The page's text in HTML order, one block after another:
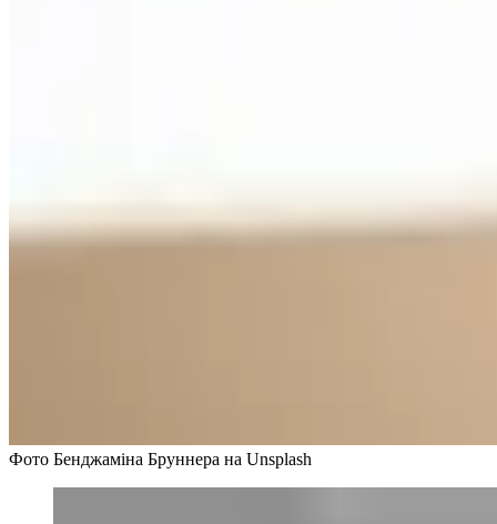
Фото Бенджаміна Бруннера на Unsplash